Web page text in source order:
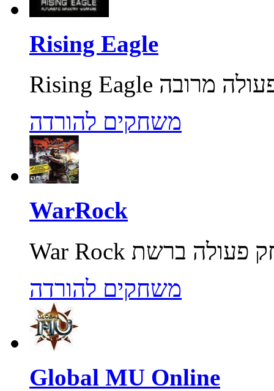
Rising Eagle
משחקים להורדה
WarRock
משחקים להורדה
Global MU Online